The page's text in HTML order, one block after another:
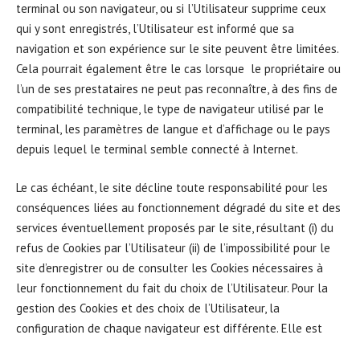
terminal ou son navigateur, ou si l’Utilisateur supprime ceux
qui y sont enregistrés, l’Utilisateur est informé que sa
navigation et son expérience sur le site peuvent être limitées.
Cela pourrait également être le cas lorsque le propriétaire ou
l’un de ses prestataires ne peut pas reconnaître, à des fins de
compatibilité technique, le type de navigateur utilisé par le
terminal, les paramètres de langue et d’affichage ou le pays
depuis lequel le terminal semble connecté à Internet.
Le cas échéant, le site décline toute responsabilité pour les
conséquences liées au fonctionnement dégradé du site et des
services éventuellement proposés par le site, résultant (i) du
refus de Cookies par l’Utilisateur (ii) de l’impossibilité pour le
site d’enregistrer ou de consulter les Cookies nécessaires à
leur fonctionnement du fait du choix de l’Utilisateur. Pour la
gestion des Cookies et des choix de l’Utilisateur, la
configuration de chaque navigateur est différente. Elle est